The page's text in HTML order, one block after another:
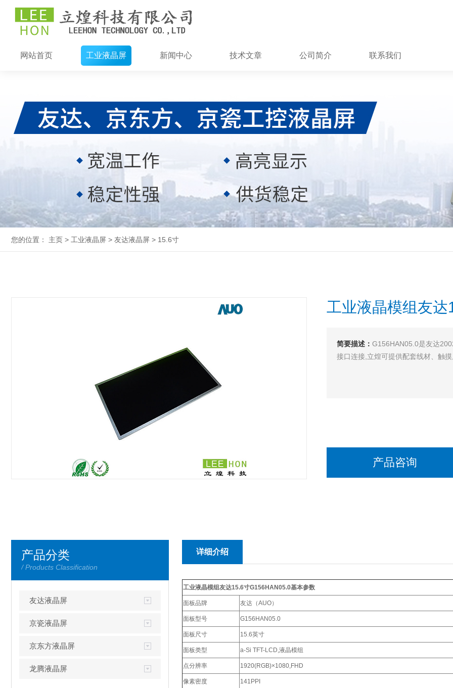
网站首页 工业液晶屏 新闻中心 技术文章 公司简介 联系我们
您的位置： 主页 > 工业液晶屏 > 友达液晶屏 > 15.6寸
工业液晶模组友
简要描述： G156HAN05.0是友达
接口连接,立煌可提供配套线材、触
产品咨询
产品分类
/ Products Classification
友达液晶屏
京瓷液晶屏
京东方液晶屏
龙腾液晶屏
详细介绍
工业液晶模组友达15.6寸G156HAN05.0基本参数
面板品牌 友达（AUO）
面板型号 G156HAN05.0
面板尺寸 15.6英寸
面板类型 a-Si TFT-LCD,液晶模组
点分辨率 1920(RGB)×1080,FHD
像素密度 141PPI